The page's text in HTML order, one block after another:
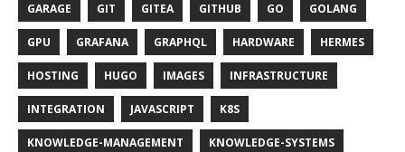
GARAGE GIT GITEA GITHUB GO GOLANG
GPU GRAFANA GRAPHQL HARDWARE HERMES
HOSTING HUGO IMAGES INFRASTRUCTURE
INTEGRATION JAVASCRIPT K8S
KNOWLEDGE-MANAGEMENT KNOWLEDGE-SYSTEMS